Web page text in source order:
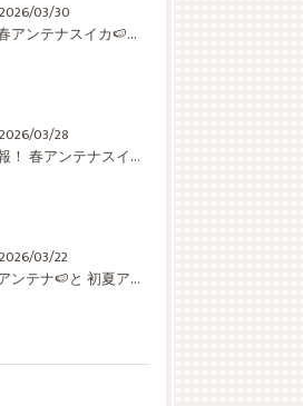
2026/03/30
㊗️春アンテナスイカ🍉収穫開始✨✨✨ いきなり 最盛期です🫡
2026/03/28
速報！ 春アンテナスイカ🍉 検査切り🔪の結果は… 糖度上等👌ほぼ 仕上がっちゅう👏👏👏
2026/03/22
春アンテナ🍉と 初夏アンテナ🍉と 蕨🌿